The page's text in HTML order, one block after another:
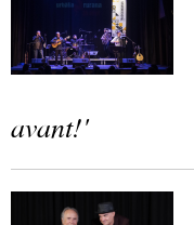
avant!'